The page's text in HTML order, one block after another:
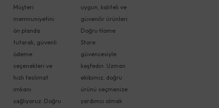
Müşteri
memnuniyetini
ön planda
tutarak, güvenli
ödeme
seçenekleri ve
hızlı teslimat
imkanı
sağlıyoruz. Doğru
uygun, kaliteli ve
güvenilir ürünleri
Doğru Home
Store
güvencesiyle
keşfedin. Uzman
ekibimiz, doğru
ürünü seçmenize
yardımcı olmak